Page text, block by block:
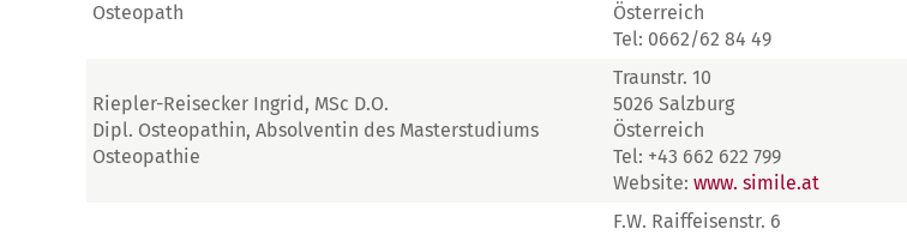
Osteopath
Österreich
Tel: 0662/62 84 49
Riepler-Reisecker Ingrid, MSc D.O.
Dipl. Osteopathin, Absolventin des Masterstudiums
Osteopathie
Traunstr. 10
5026 Salzburg
Österreich
Tel: +43 662 622 799
Website: www. simile.at
F.W. Raiffeisenstr. 6